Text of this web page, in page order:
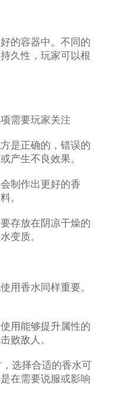
的容器中。不同的
久性，玩家可以根
需要玩家关注
是正确的，错误的
产生不良效果。
制作出更好的香
。
存放在阴凉干燥的
变质。
用香水同样重要。
用能够提升属性的
败敌人。
选择合适的香水可
在需要说服或影响